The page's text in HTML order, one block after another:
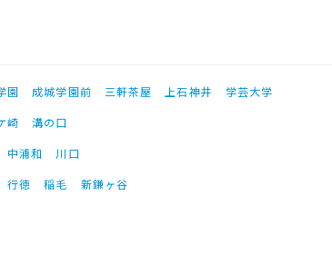
園 成城学園前 三軒茶屋 上石神井
学芸大学
崎
溝の口
中浦和
川口
行徳 稲毛 新鎌ヶ谷